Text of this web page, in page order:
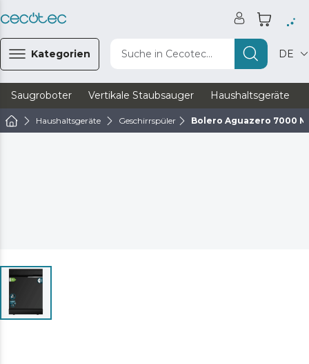
Kategorien Suche in Cecotec... DE
Saugroboter Vertikale Staubsauger Haushaltsgeräte
Haushaltsgeräte Geschirrspüler Bolero Aguazero 7000